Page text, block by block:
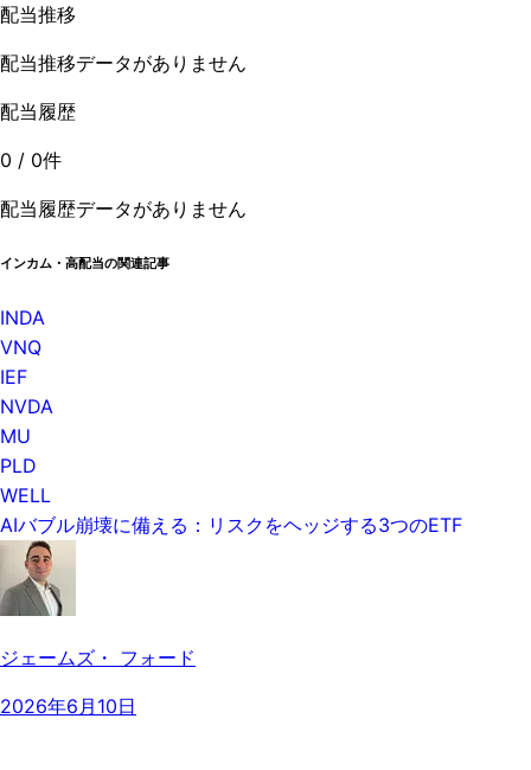
配当推移
配当推移データがありません
配当履歴
0 / 0件
配当履歴データがありません
インカム・高配当の関連記事
INDA
VNQ
IEF
NVDA
MU
PLD
WELL
AIバブル崩壊に備える：リスクをヘッジする3つのETF
ジェームズ・ フォード
2026年6月10日